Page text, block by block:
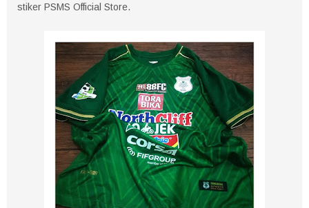
stiker PSMS Official Store.